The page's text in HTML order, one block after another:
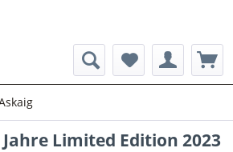
Limited Edition 2023